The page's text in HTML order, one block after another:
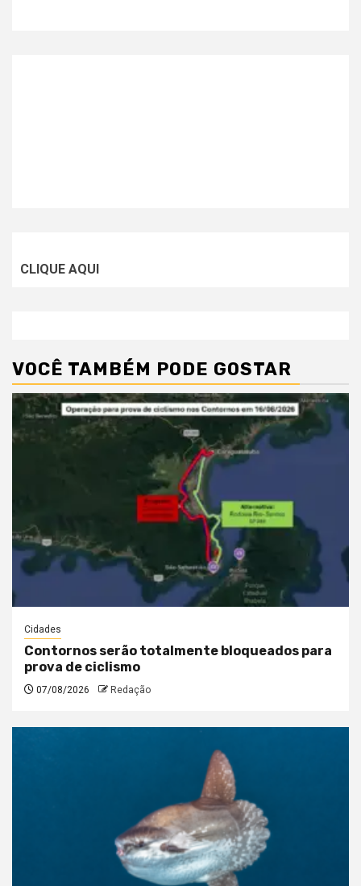
CLIQUE AQUI
VOCÊ TAMBÉM PODE GOSTAR
Cidades
Contornos serão totalmente bloqueados para
prova de ciclismo
07/08/2026 Redação